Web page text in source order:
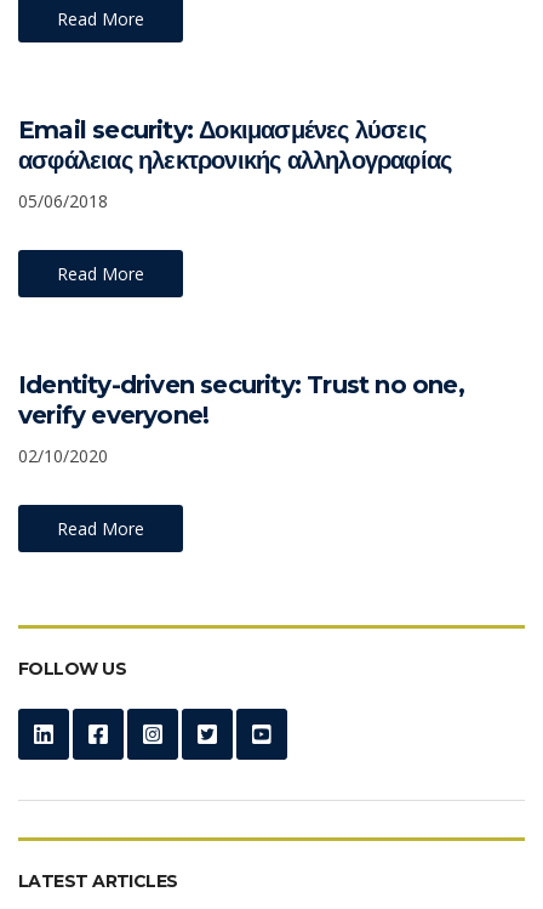
Read More
Email security: Δοκιμασμένες λύσεις
ασφάλειας ηλεκτρονικής αλληλογραφίας
05/06/2018
Read More
Identity-driven security: Trust no one,
verify everyone!
02/10/2020
Read More
FOLLOW US
LATEST ARTICLES